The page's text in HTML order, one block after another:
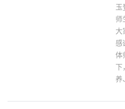
玉
师
大
感
体
养